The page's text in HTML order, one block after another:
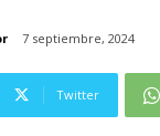
7 septiembre, 2024
Twitter